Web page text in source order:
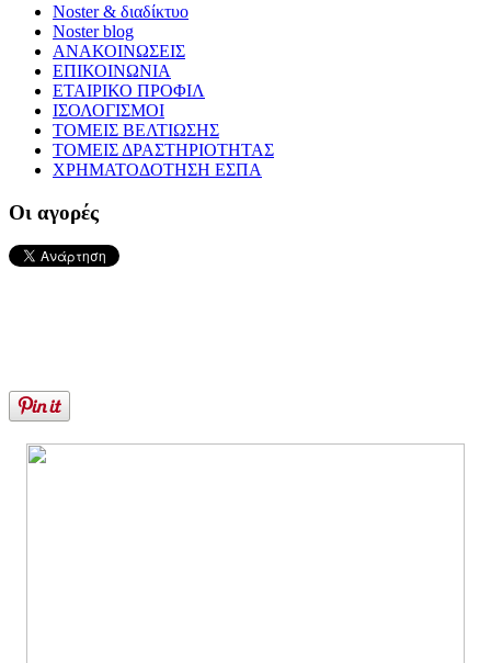
Noster & διαδίκτυο
Noster blog
ΑΝΑΚΟΙΝΩΣΕΙΣ
ΕΠΙΚΟΙΝΩΝΙΑ
ΕΤΑΙΡΙΚΟ ΠΡΟΦΙΛ
ΙΣΟΛΟΓΙΣΜΟΙ
ΤΟΜΕΙΣ ΒΕΛΤΙΩΣΗΣ
ΤΟΜΕΙΣ ΔΡΑΣΤΗΡΙΟΤΗΤΑΣ
ΧΡΗΜΑΤΟΔΟΤΗΣΗ ΕΣΠΑ
Οι αγορές